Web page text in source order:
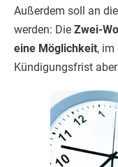
Außerdem soll an
werden: Die Zwei-
eine Möglichkeit, im
Kündigungsfrist